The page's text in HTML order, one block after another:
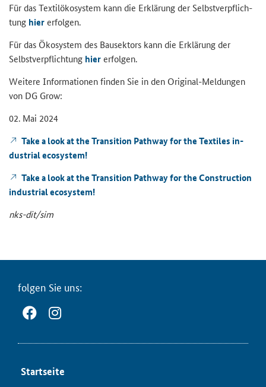
Für das Tex­til­öko­sys­tem kann die Er­klä­rung der Selbst­ver­pflich­
tung hierer­fol­gen.
Für das Öko­sys­tem des Bau­sek­tors kann die Er­klä­rung der
Selbst­ver­pflich­tung hierer­fol­gen.
Wei­te­re In­for­ma­tio­nen fin­den Sie in den Original-​Meldungen
von DG Grow:
02. Mai 2024
Take a look at the Tran­si­ti­on Pa­thway for the Tex­ti­les in­
dus­tri­al eco­sys­tem!
Take a look at the Tran­si­ti­on Pa­thway for the Con­st­ruc­tion
in­dus­tri­al eco­sys­tem!
nks-​dit/sim
fol­gen Sie uns:
Start­sei­te